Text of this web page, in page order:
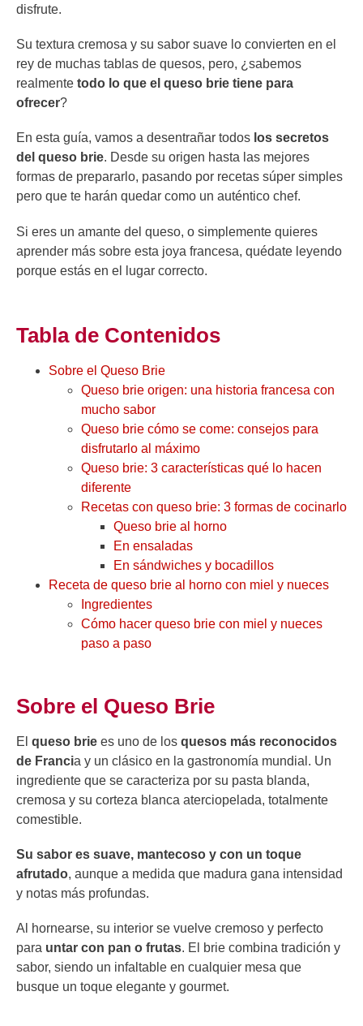
disfrute.
Su textura cremosa y su sabor suave lo convierten en el
rey de muchas tablas de quesos, pero, ¿sabemos
realmente todo lo que el queso brie tiene para
ofrecer?
En esta guía, vamos a desentrañar todos los secretos
del queso brie. Desde su origen hasta las mejores
formas de prepararlo, pasando por recetas súper simples
pero que te harán quedar como un auténtico chef.
Si eres un amante del queso, o simplemente quieres
aprender más sobre esta joya francesa, quédate leyendo
porque estás en el lugar correcto.
Tabla de Contenidos
Sobre el Queso Brie
Queso brie origen: una historia francesa con
mucho sabor
Queso brie cómo se come: consejos para
disfrutarlo al máximo
Queso brie: 3 características qué lo hacen
diferente
Recetas con queso brie: 3 formas de cocinarlo
Queso brie al horno
En ensaladas
En sándwiches y bocadillos
Receta de queso brie al horno con miel y nueces
Ingredientes
Cómo hacer queso brie con miel y nueces
paso a paso
Sobre el Queso Brie
El queso brie es uno de los quesos más reconocidos
de Francia y un clásico en la gastronomía mundial. Un
ingrediente que se caracteriza por su pasta blanda,
cremosa y su corteza blanca aterciopelada, totalmente
comestible.
Su sabor es suave, mantecoso y con un toque
afrutado, aunque a medida que madura gana intensidad
y notas más profundas.
Al hornearse, su interior se vuelve cremoso y perfecto
para untar con pan o frutas. El brie combina tradición y
sabor, siendo un infaltable en cualquier mesa que
busque un toque elegante y gourmet.